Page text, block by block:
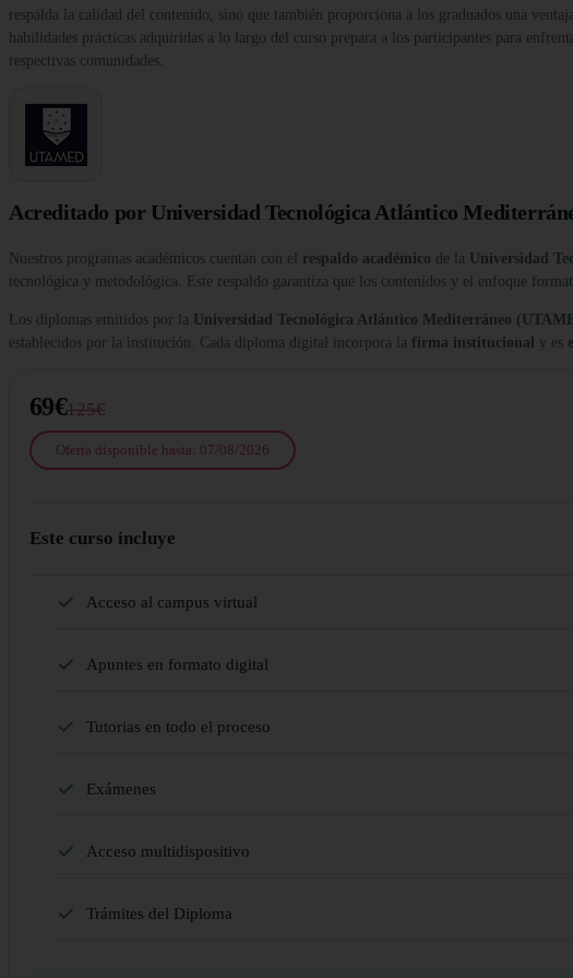
respalda la calidad del contenido, sino que también proporciona a los graduados una
habilidades prácticas adquiridas a lo largo del curso prepara a los participantes para
respectivas comunidades.
Acreditado por Universidad Tecnológica Atlántico
Nuestros programas académicos cuentan con el respaldo académico de la Universidad
tecnológica y metodológica. Este respaldo garantiza que los contenidos y el enfoque
Los diplomas emitidos por la Universidad Tecnológica Atlántico Mediterráneo
establecidos por la institución. Cada diploma digital incorpora la firma institucional y es
69€125€
Oferta disponible hasta: 07/08/2026
Este curso incluye
Acceso al campus virtual
Apuntes en formato digital
Tutorias en todo el proceso
Exámenes
Acceso multidispositivo
Trámites del Diploma